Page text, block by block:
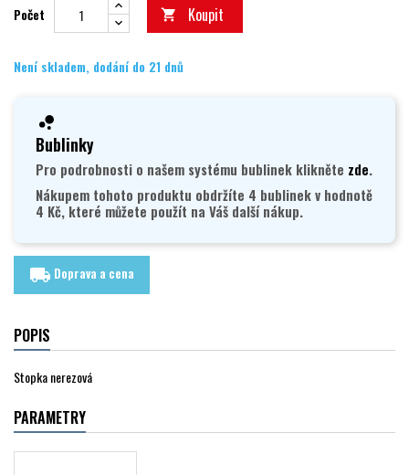
Počet  Koupit
Není skladem, dodání do 21 dnů
Bublinky
Pro podrobnosti o našem systému bublinek klikněte zde.
Nákupem tohoto produktu obdržíte 4 bublinek v hodnotě
4 Kč, které můžete použít na Váš další nákup.
local_shipping Doprava a cena
POPIS
Stopka nerezová
PARAMETRY